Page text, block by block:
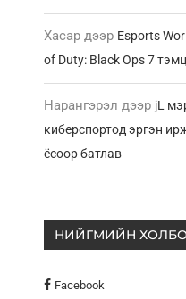
Хасар дээр Esports
of Duty: Black Ops 7
Нарангэрэл дээр jL
киберспортод эргэн
ёсоор батлав
НИЙГМИЙН
Facebook